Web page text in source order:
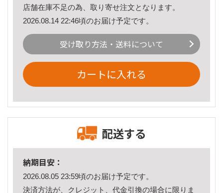
店舗在庫不足の為、取り寄せ注文となります。
2026.08.14 22:46頃のお届け予定です。
受け取り方法・送料について
カートに入れる
配送する
納期目安：
2026.08.05 23:59頃のお届け予定です。
決済方法が、クレジット、代金引換の場合に限りま